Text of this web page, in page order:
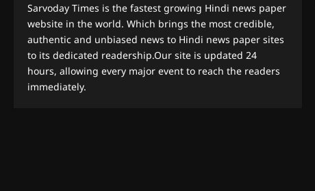
Sarvoday Times is the fastest growing Hindi news paper
website in the world. Which brings the most credible,
authentic and unbiased news to Hindi news paper sites
to its dedicated readership.Our site is updated 24
hours, allowing every major event to reach the readers
immediately.